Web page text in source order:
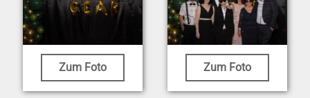
Zum Foto Zum Foto